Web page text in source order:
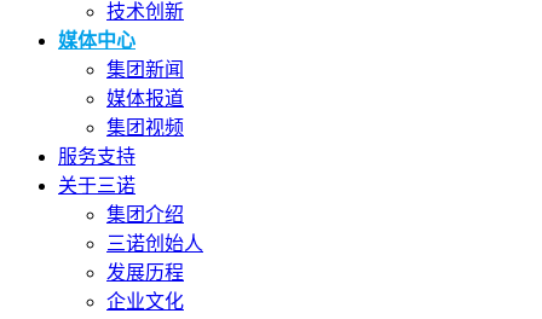
技术创新
媒体中心
集团新闻
媒体报道
集团视频
服务支持
关于三诺
集团介绍
三诺创始人
发展历程
企业文化